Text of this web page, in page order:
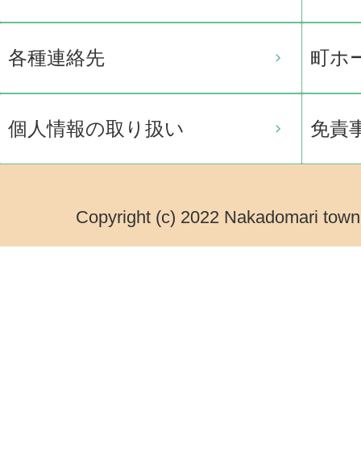
各種連絡先 町ホ
個人情報の取り扱い 免責
Copyright (c) 2022 Nakadomari